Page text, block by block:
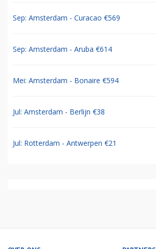
Sep: Amsterdam - Curacao €569
Sep: Amsterdam - Aruba €614
Mei: Amsterdam - Bonaire €594
Jul: Amsterdam - Berlijn €38
Jul: Rotterdam - Antwerpen €21